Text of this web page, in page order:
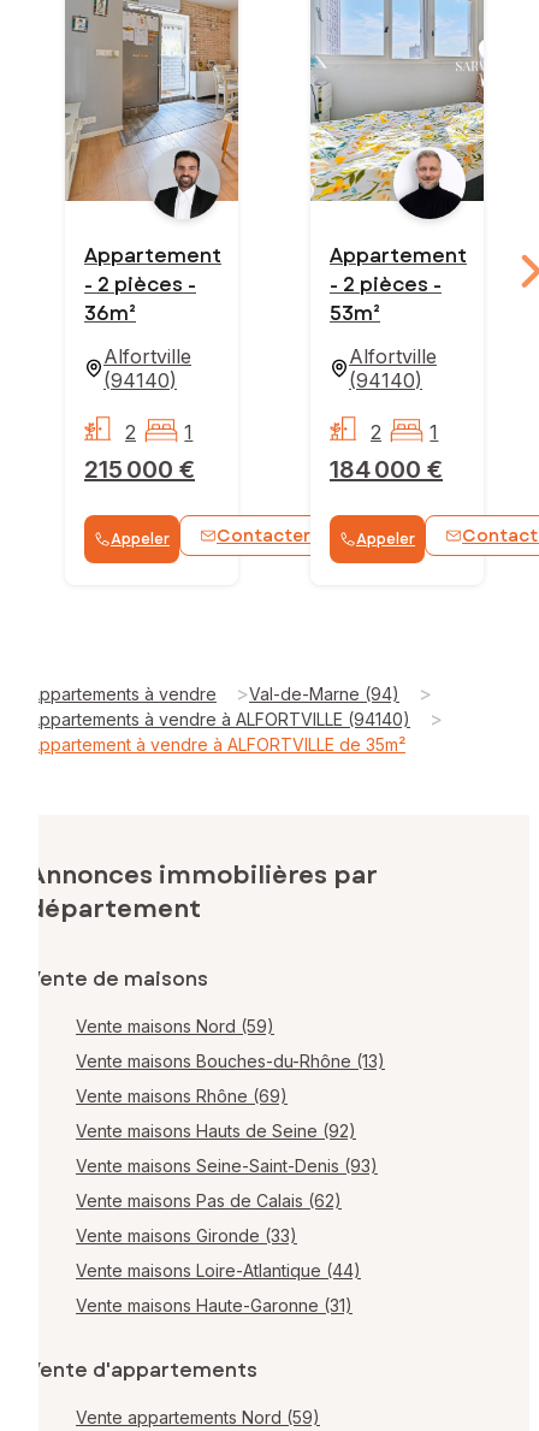
Appartement
- 2 pièces -
36m²
Alfortville
(94140)
215 000 €
2 1
Appeler Contacter WhatsApp
Appartement
- 2 pièces -
53m²
Alfortville
(94140)
184 000 €
2 1
Appeler
Appartements à vendre >Val-de-Marne (94) >
Appartements à vendre à ALFORTVILLE (94140) >
Appartement à vendre à ALFORTVILLE de 35m²
Annonces immobilières par
département
Vente de maisons
Vente maisons Nord (59)
Vente maisons Bouches-du-Rhône (13)
Vente maisons Rhône (69)
Vente maisons Hauts de Seine (92)
Vente maisons Seine-Saint-Denis (93)
Vente maisons Pas de Calais (62)
Vente maisons Gironde (33)
Vente maisons Loire-Atlantique (44)
Vente maisons Haute-Garonne (31)
Vente d'appartements
Vente appartements Nord (59)